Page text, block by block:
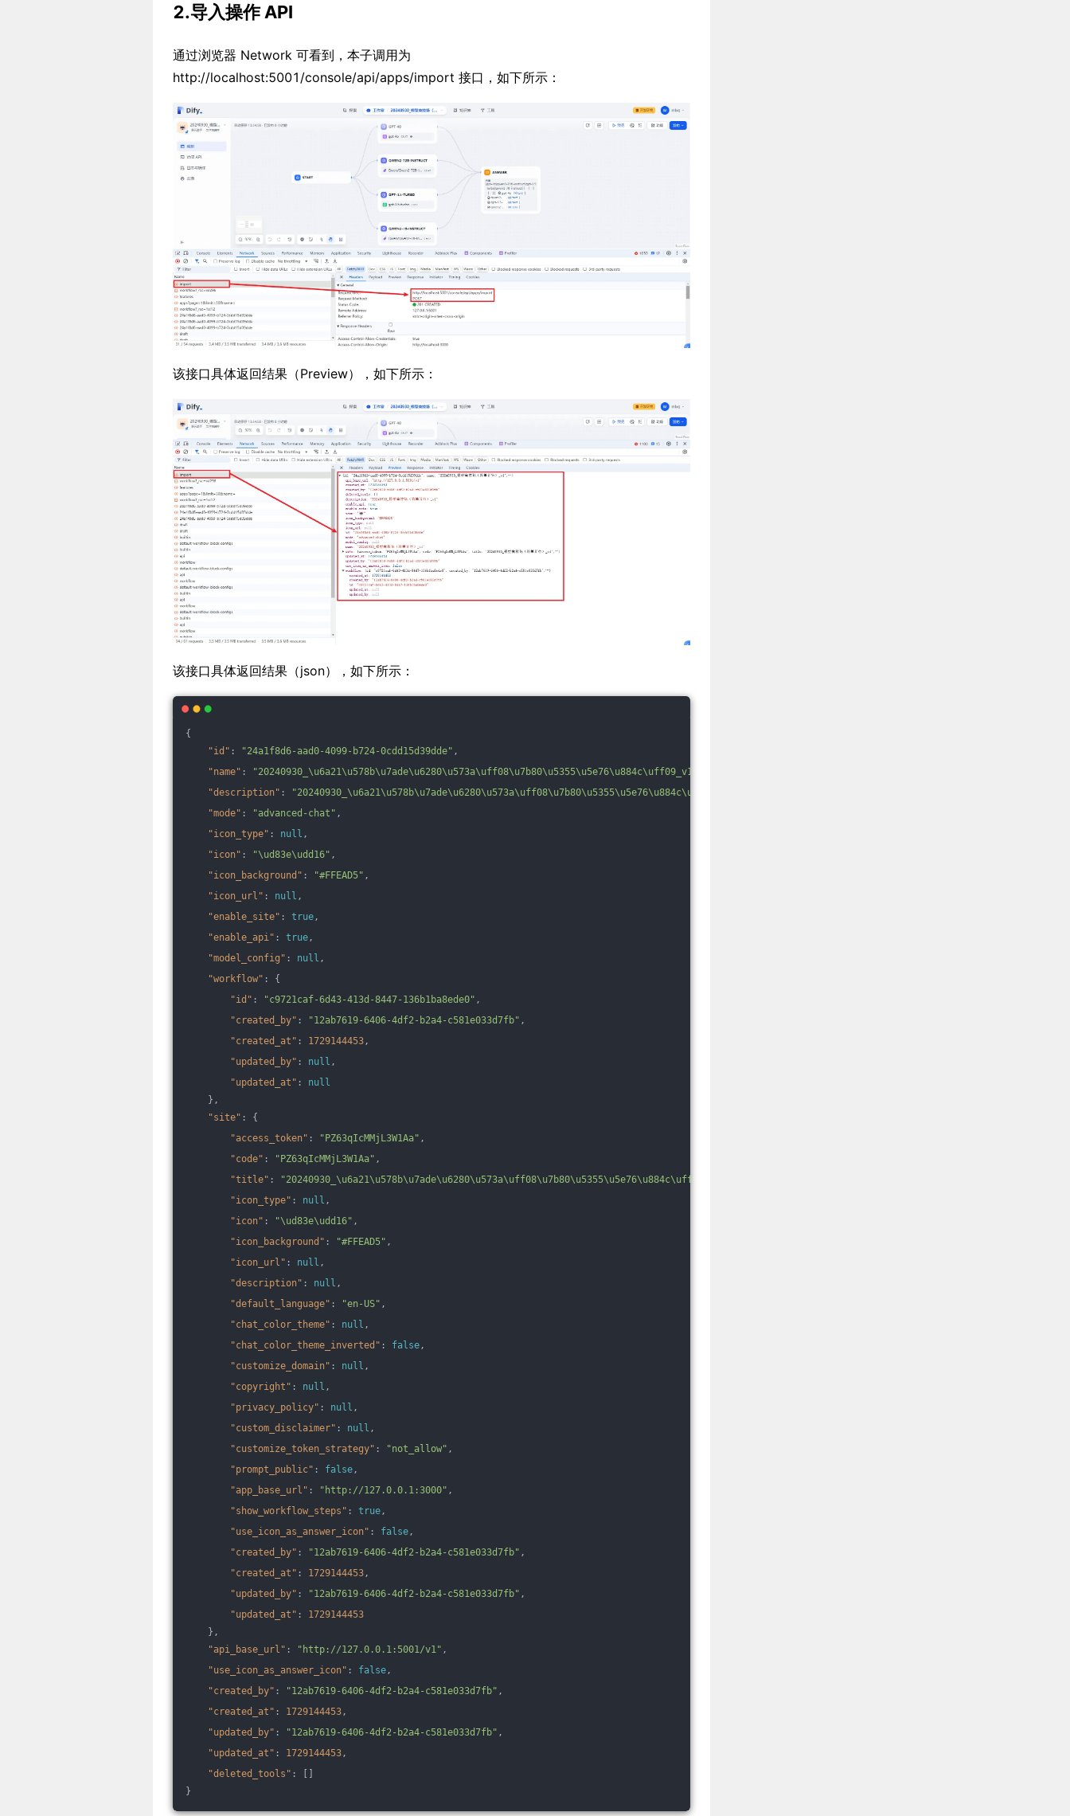
2.导入操作 API
通过浏览器 Network 可看到，本子调用为
http://localhost:5001/console/api/apps/import 接口，如下所示：
该接口具体返回结果（Preview），如下所示：
该接口具体返回结果（json），如下所示：
{
"id" : "24a1f8d6-aad0-4099-b724-0cdd15d39dde" ,
"name" : "20240930_\u6a21\u578b\u7ade\u6280\u573a\uff08\u7b80\u5355\u5e76\u884c\uff09_v1"
"description" : "20240930_\u6a21\u578b\u7ade\u6280\u573a\uff08\u7b80\u5355\u5e76\u884c\uff09_v1"
"mode" : "advanced-chat" ,
"icon_type" : null ,
"icon" : "\ud83e\udd16" ,
"icon_background" : "#FFEAD5" ,
"icon_url" : null ,
"enable_site" : true ,
"enable_api" : true ,
"model_config" : null ,
"workflow" : {
"id" : "c9721caf-6d43-413d-8447-136b1ba8ede0" ,
"created_by" : "12ab7619-6406-4df2-b2a4-c581e033d7fb" ,
"created_at" : 1729144453 ,
"updated_by" : null ,
"updated_at" : null
},
"site" : {
"access_token" : "PZ63qIcMMjL3W1Aa" ,
"code" : "PZ63qIcMMjL3W1Aa" ,
"title" : "20240930_\u6a21\u578b\u7ade\u6280\u573a\uff08\u7b80\u5355\u5e76\u884c\uff09_v1"
"icon_type" : null ,
"icon" : "\ud83e\udd16" ,
"icon_background" : "#FFEAD5" ,
"icon_url" : null ,
"description" : null ,
"default_language" : "en-US" ,
"chat_color_theme" : null ,
"chat_color_theme_inverted" : false ,
"customize_domain" : null ,
"copyright" : null ,
"privacy_policy" : null ,
"custom_disclaimer" : null ,
"customize_token_strategy" : "not_allow" ,
"prompt_public" : false ,
"app_base_url" : "http://127.0.0.1:3000" ,
"show_workflow_steps" : true ,
"use_icon_as_answer_icon" : false ,
"created_by" : "12ab7619-6406-4df2-b2a4-c581e033d7fb" ,
"created_at" : 1729144453 ,
"updated_by" : "12ab7619-6406-4df2-b2a4-c581e033d7fb" ,
"updated_at" : 1729144453
},
"api_base_url" : "http://127.0.0.1:5001/v1" ,
"use_icon_as_answer_icon" : false ,
"created_by" : "12ab7619-6406-4df2-b2a4-c581e033d7fb" ,
"created_at" : 1729144453 ,
"updated_by" : "12ab7619-6406-4df2-b2a4-c581e033d7fb" ,
"updated_at" : 1729144453 ,
"deleted_tools" : []
}